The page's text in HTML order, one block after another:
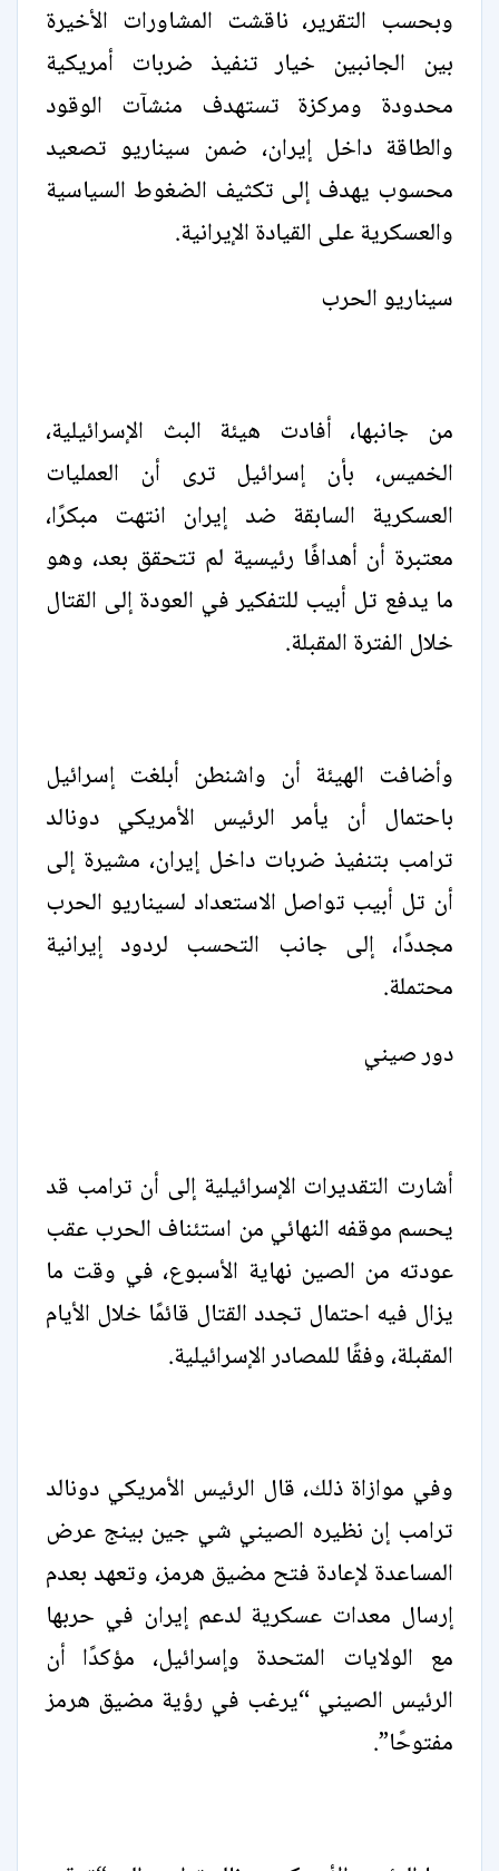
وبحسب التقرير، ناقشت المشاورات الأخيرة
بين الجانبين خيار تنفيذ ضربات أمريكية
محدودة ومركزة تستهدف منشآت الوقود
والطاقة داخل إيران، ضمن سيناريو تصعيد
محسوب يهدف إلى تكثيف الضغوط السياسية
والعسكرية على القيادة الإيرانية.
سيناريو الحرب
من جانبها، أفادت هيئة البث الإسرائيلية،
الخميس، بأن إسرائيل ترى أن العمليات
العسكرية السابقة ضد إيران انتهت مبكرًا،
معتبرة أن أهدافًا رئيسية لم تتحقق بعد، وهو
ما يدفع تل أبيب للتفكير في العودة إلى القتال
خلال الفترة المقبلة.
وأضافت الهيئة أن واشنطن أبلغت إسرائيل
باحتمال أن يأمر الرئيس الأمريكي دونالد
ترامب بتنفيذ ضربات داخل إيران، مشيرة إلى
أن تل أبيب تواصل الاستعداد لسيناريو الحرب
مجددًا، إلى جانب التحسب لردود إيرانية
محتملة.
دور صيني
أشارت التقديرات الإسرائيلية إلى أن ترامب قد
يحسم موقفه النهائي من استئناف الحرب عقب
عودته من الصين نهاية الأسبوع، في وقت ما
يزال فيه احتمال تجدد القتال قائمًا خلال الأيام
المقبلة، وفقًا للمصادر الإسرائيلية.
وفي موازاة ذلك، قال الرئيس الأمريكي دونالد
ترامب إن نظيره الصيني شي جين بينج عرض
المساعدة لإعادة فتح مضيق هرمز، وتعهد بعدم
إرسال معدات عسكرية لدعم إيران في حربها
مع الولايات المتحدة وإسرائيل، مؤكدًا أن
الرئيس الصيني “يرغب في رؤية مضيق هرمز
مفتوحًا”.